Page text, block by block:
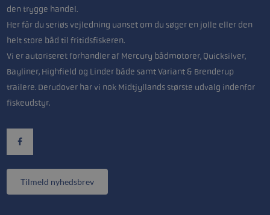
den trygge handel.
Her får du seriøs vejledning uanset om du søger en jolle eller den
helt store båd til fritidsfiskeren.
Vi er autoriseret forhandler af Mercury bådmotorer, Quicksilver,
Bayliner, Highfield og Linder både samt Variant & Brenderup
trailere. Derudover har vi nok Midtjyllands største udvalg indenfor
fiskeudstyr.
Tilmeld nyhedsbrev